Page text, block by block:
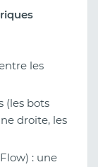
les
(les bots
droite, les
: une